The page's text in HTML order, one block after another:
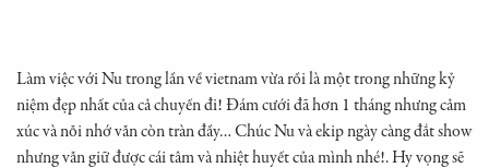
Làm việc với Nu trong lần về vietnam vừa rồi là một trong những kỷ
niệm đẹp nhất của cả chuyến đi! Đám cưới đã hơn 1 tháng nhưng cảm
xúc và nỗi nhớ vẫn còn tràn đầy… Chúc Nu và ekip ngày càng đắt show
nhưng vẫn giữ được cái tâm và nhiệt huyết của mình nhé!. Hy vọng sẽ